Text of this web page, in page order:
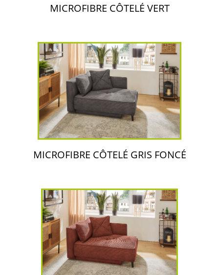
MICROFIBRE CÔTELÉ VERT
MICROFIBRE CÔTELÉ GRIS FONCÉ